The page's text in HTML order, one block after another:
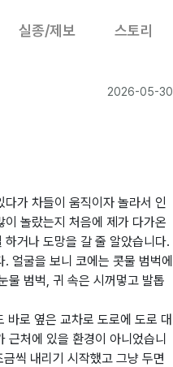
실종/제보 스토리
2026-05-30
가 차들이 움직이자 놀라서 인
놀랐는지 처음에 제가 다가온
거나 도망을 갈 줄 알았습니다.
얼굴을 보니 코에는 콧물 범벅에
물 범벅, 귀 속은 시꺼멓고 발톱
바로 옆은 교차로 도로에 도로 대
근처에 있을 환경이 아니었습니
씩 내리기 시작했고 그냥 두면